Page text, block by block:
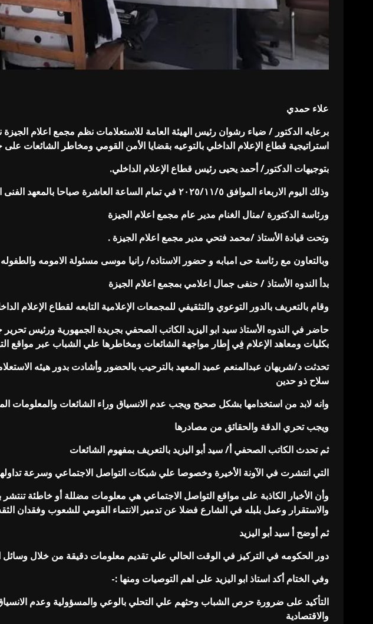
علاء حمدي
برعايه الدكتور / ضياء رشوان رئيس الهيئة العامة للاستعلامات نظم مجمع اعلام
استراتيجية قطاع الإعلام الداخلي بالتوعيه بقضايا الأمن القومي ومخاطر الشائعات
بتوجيهات الدكتور/ أحمد يحيى رئيس قطاع الإعلام الداخلي.
وذلك اليوم الاربعاء الموافق ٢٠٢٥/١١/٥ في تمام الساعة العاشرة صباحا بالمعهد الفنى الصحي بأمبابه تحت اشراف الدكتوره /شاريهان عبدالمنعم عميد المعهد الفنى الصحي بامبابه .
ورئاسة الدكتورة /منال الغنام مدير عام مجمع اعلام الجيزة
وتحت قيادة الأستاذ /محمد فتحي مدير مجمع اعلام الجيزة .
وبالتعاون مع رئاسة حى امبابه و حضور الاستاذه/ رانيا موسى مسئولة الامومه والطفوله
بدأ الندوه الأستاذ / حنفى جمال اعلامي بمجمع اعلام الجيزة
وقام بالتعريف بالدور التوعوي والتثقيفي للمجمعات الإعلامية التابعه لقطاع
حاضر في الندوه الأستاذ سيد ابو اليزيد الكاتب الصحفي بجريدة الجمهورية ورئيس
بكليات ومعاهد الإعلام فِي إِطار مواجهة الشائعات ومخاطرها علي الشباب عبر مواقع
تحدثت د/شريهان عبدالمنعم عميد المعهد بالترحيب بالحضور وأشادت بدور هيئه
سلاح ذو حدين
وانه لابد من استخدامها بشكل صحيح ويجب عدم الانسياق وراء الشائعات والمعلومات
ويجب تحري الدقة والحقائق من مصادرها
ثم تحدث الكاتب الصحفي أ/ سيد أبو اليزيد بالتعريف بمفهوم الشائعات
التي انتشرت في الآونة الأخيرة وخصوصا علي شبكات التواصل الاجتماعي وسرعة
وأن الأخبار الكاذبة على مواقع التواصل الاجتماعي هي معلومات مضللة أو خاطئة
والاستقرار وعمل بلبله في الشارع فضلا عن تدمير الانتماء القومي للشعوب وفقدان
ثم أوضح أ سيد أبو اليزيد
دور الحكومه في التركيز في الوقت الحالي علي تقديم معلومات دقيقة من خلال وسائل
وفي الختام أكد استاذ ابو اليزيد على اهم التوصيات ومنها :-
التأكيد على ضرورة حرص الشباب وحثهم علي التحلي بالوعي والمسؤولية وعدم
والاقتصادية